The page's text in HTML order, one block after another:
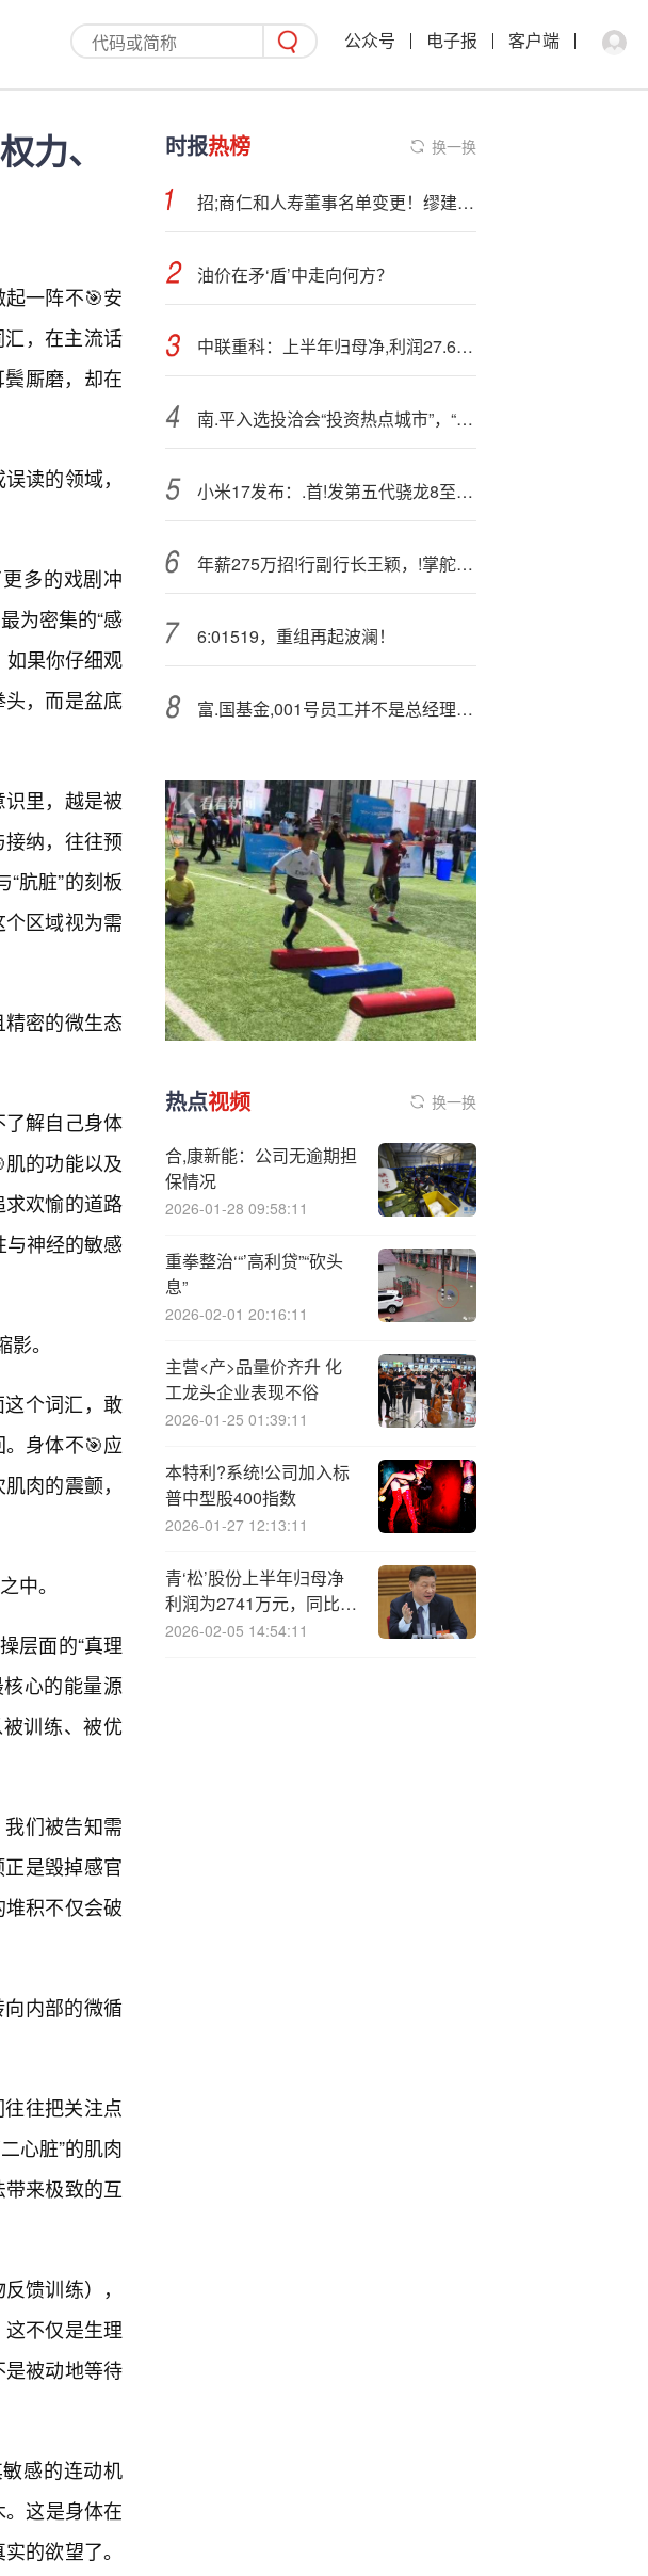
公众号 电子报 客户端
力、
一阵不🎯安
，在主流话
厮磨，却在
读的领域，
多的戏剧冲
为密集的“感
如果你仔细观
，而是盆底
里，越是被
纳，往往预
肮脏”的刻板
区域视为需
密的微生态
解自己身体
的功能以及
欢愉的道路
与神经的敏感
。
个词汇，敢
身体不🎯应
肉的震颤，
中。
层面的“真理
心的能量源
训练、被优
们被告知需
是毁掉感官
积不仅会破
内部的微循
往把关注点
心脏”的肌肉
来极致的互
馈训练），
不仅是生理
被动地等待
感的连动机
这是身体在
的欲望了。
时报热榜 换一换
招;商仁和人寿董事名单变更！缪建民、刘威武退出，罗立、沈红群等接棒
油价在矛‘盾’中走向何方？
中联重科：上半年归母净,利润27.65亿元，同比增长20.84%
南.平入选投洽会“投资热点城市”，“掘金”南平看过来→
小米17发布：.首!发第五代骁龙8至尊版，售价4499元起
年薪275万招!行副行长王颖，!掌舵招商信诺人寿后会涨薪吗？
6:01519，重组再起波澜！
富.国基金,001号员工并不是总经理陈戈 而是副总林志松？
热点视频 换一换
合,康新能：公司无逾期担
保情况
2026-01-28 09:58:11
重拳整治‘“’高利贷”“砍头
息”
2026-02-01 20:16:11
主营<产>品量价齐升 化
工龙头企业表现不俗
2026-01-25 01:39:11
本特利?系统!公司加入标
普中型股400指数
2026-01-27 12:13:11
青‘松’股份上半年归母净
利润为2741万元，同比上
升300.0%
2026-02-05 14:54:11